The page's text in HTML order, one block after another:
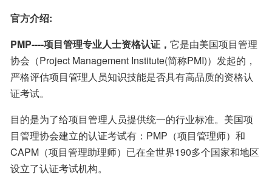
官方介绍:
PMP----项目管理专业人士资格认证， 它是由美国项目管理
协会（Project Management Institute(简称PMI)）发起的，
严格评估项目管理人员知识技能是否具有高品质的资格认
证考试。
目的是为了给项目管理人员提供统一的行业标准。美国项
目管理协会建立的认证考试有：PMP（项目管理师）和
CAPM（项目管理助理师）已在全世界190多个国家和地区
设立了认证考试机构。